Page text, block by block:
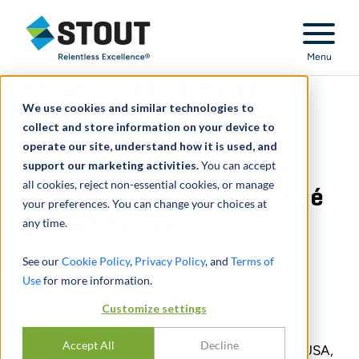
We use cookies and similar technologies to
collect and store information on your device to
operate our site, understand how it is used, and
support our marketing activities.You can accept
all cookies, reject non-essential cookies, or manage
your preferences. You can change your choices at
any time.
See ourCookie Policy, Privacy Policy, and Terms of
Usefor more information.
Customize settings
Accept All Decline
Stout Relentless Excellence
Menu
Steel USA dans le cadre
d’un refinancement de
287,5 millions de dollars
auprès d’un syndicat dirigé
par White Oak
June 15, 2023
PARTAGER
Stout a annoncé que son client, Majestic Steel USA,